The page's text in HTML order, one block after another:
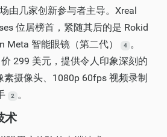
由几家创新参与者主导。Xreal
位居榜首，紧随其后的是 Rokid
Meta 智能眼镜（第二代）
4 。
299 美元，提供令人印象深刻的
素摄像头、1080p 60fps 视频录制
2 。
术